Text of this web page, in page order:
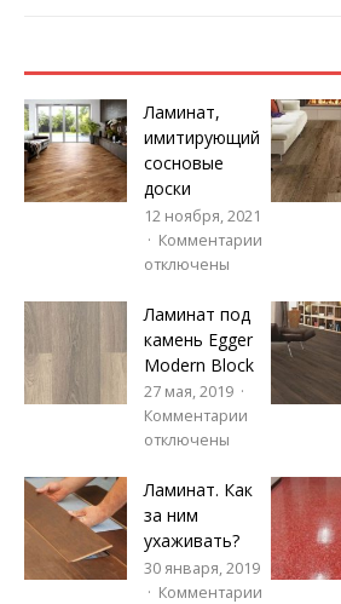
Ламинат,
имитирующий
сосновые
доски
12 ноября, 2021
Комментарии
отключены
Ламинат под
камень Egger
Modern Block
27 мая, 2019
Комментарии
отключены
Ламинат. Как
за ним
ухаживать?
30 января, 2019
Комментарии